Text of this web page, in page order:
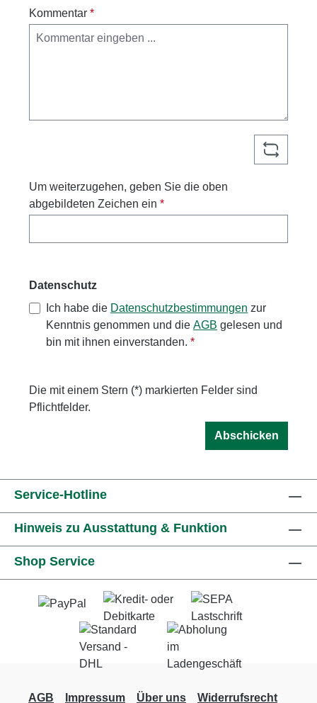
Kommentar *
Um weiterzugehen, geben Sie die oben
abgebildeten Zeichen ein *
Datenschutz
Ich habe die Datenschutzbestimmungen zur
Kenntnis genommen und die AGB gelesen und
bin mit ihnen einverstanden. *
Die mit einem Stern (*) markierten Felder sind
Pflichtfelder.
Abschicken
Service-Hotline
Hinweis zu Ausstattung & Funktion
Shop Service
AGB Impressum Über uns Widerrufsrecht